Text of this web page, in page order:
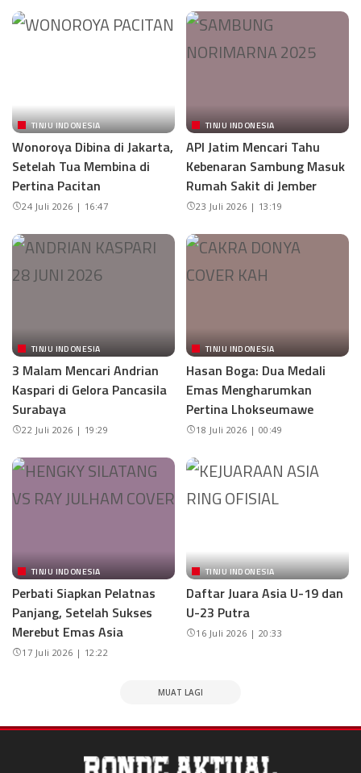
TINJU INDONESIA
Wonoroya Dibina di Jakarta,
Setelah Tua Membina di
Pertina Pacitan
24 Juli 2026 | 16:47
TINJU INDONESIA
API Jatim Mencari Tahu
Kebenaran Sambung Masuk
Rumah Sakit di Jember
23 Juli 2026 | 13:19
TINJU INDONESIA
3 Malam Mencari Andrian
Kaspari di Gelora Pancasila
Surabaya
22 Juli 2026 | 19:29
TINJU INDONESIA
Hasan Boga: Dua Medali
Emas Mengharumkan
Pertina Lhokseumawe
18 Juli 2026 | 00:49
TINJU INDONESIA
Perbati Siapkan Pelatnas
Panjang, Setelah Sukses
Merebut Emas Asia
17 Juli 2026 | 12:22
TINJU INDONESIA
Daftar Juara Asia U-19 dan
U-23 Putra
16 Juli 2026 | 20:33
MUAT LAGI